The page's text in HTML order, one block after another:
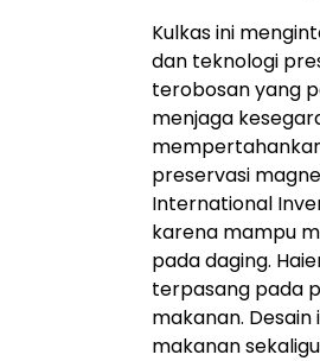
Kulkas ini
dan teknologi
terobosan yang
menjaga
preservasi
International
karena mampu
pada daging.
terpasang pada
makanan.
makanan